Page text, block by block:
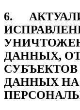
6.
ДАННЫХ,
ДАННЫХ